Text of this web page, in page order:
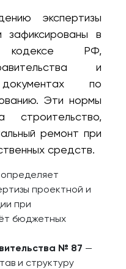
экспертизы
зафиксированы в
кодексе РФ,
и
по
Эти нормы
строительство,
ремонт при
средств.
проектной и
при
бюджетных
№ 87 —
и структуру